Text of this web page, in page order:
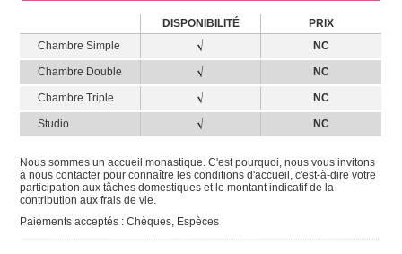
DISPONIBILITÉ
PRIX
Chambre Simple
NC
Chambre Double NC
Chambre Triple NC
Studio NC
Nous sommes un accueil monastique. C'est pourquoi, nous vous invitons
à nous contacter pour connaître les conditions d'accueil, c'est-à-dire votre
participation aux tâches domestiques et le montant indicatif de la
contribution aux frais de vie.
Paiements acceptés : Chèques, Espèces